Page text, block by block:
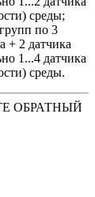
среды;
по 3
+ 2 датчика
1...4 датчика
среды.
ОБРАТНЫЙ